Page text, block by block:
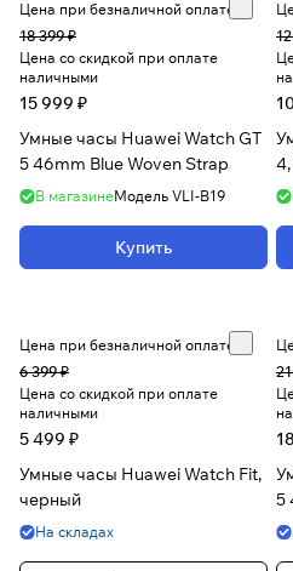
Цена при безналичной оплате
18 399 ₽
Цена со скидкой при оплате
наличными
15 999 ₽
Умные часы Huawei Watch GT
5 46mm Blue Woven Strap
В магазинеМодель VLI-B19
Купить
Цена при безналичной оплате
6 399 ₽
Цена со скидкой при оплате
наличными
5 499 ₽
Умные часы Huawei Watch Fit,
черный
На складах
5